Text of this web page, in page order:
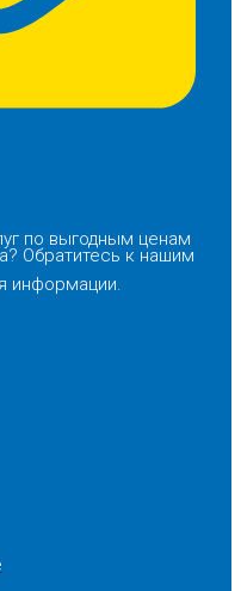
по выгодным ценам
Обратитесь к нашим
информации.